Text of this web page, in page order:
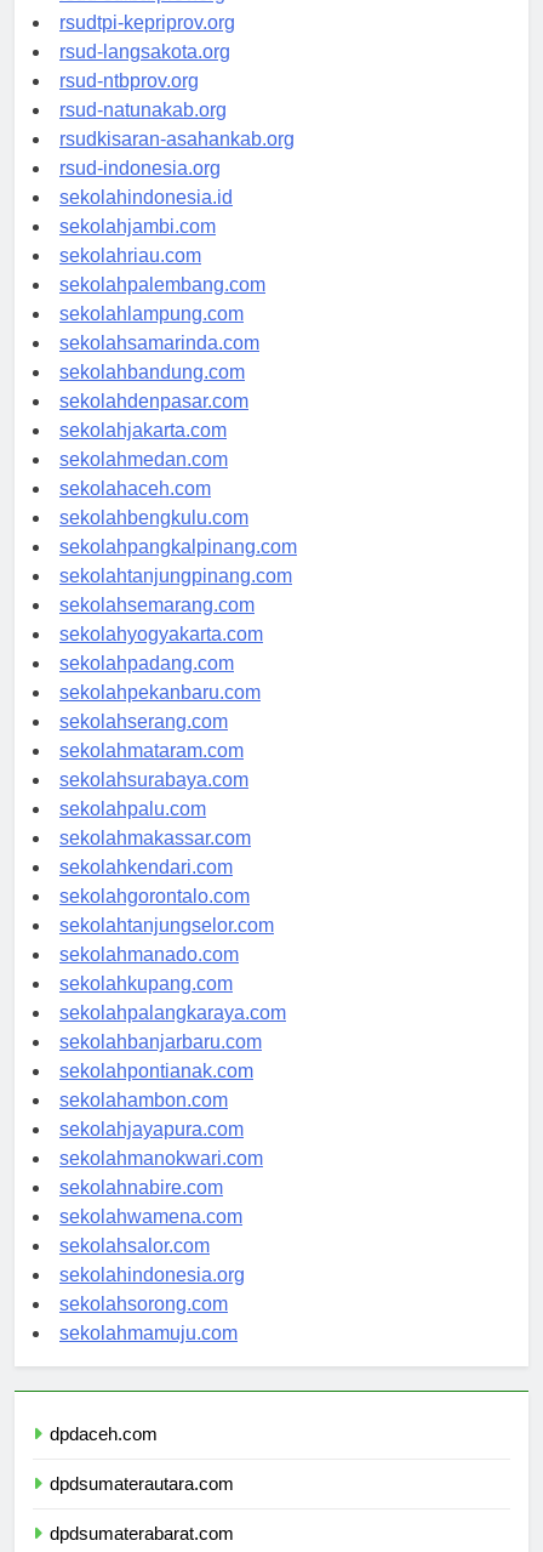
rsud-sulbarprov.org
rsudtpi-kepriprov.org
rsud-langsakota.org
rsud-ntbprov.org
rsud-natunakab.org
rsudkisaran-asahankab.org
rsud-indonesia.org
sekolahindonesia.id
sekolahjambi.com
sekolahriau.com
sekolahpalembang.com
sekolahlampung.com
sekolahsamarinda.com
sekolahbandung.com
sekolahdenpasar.com
sekolahjakarta.com
sekolahmedan.com
sekolahaceh.com
sekolahbengkulu.com
sekolahpangkalpinang.com
sekolahtanjungpinang.com
sekolahsemarang.com
sekolahyogyakarta.com
sekolahpadang.com
sekolahpekanbaru.com
sekolahserang.com
sekolahmataram.com
sekolahsurabaya.com
sekolahpalu.com
sekolahmakassar.com
sekolahkendari.com
sekolahgorontalo.com
sekolahtanjungselor.com
sekolahmanado.com
sekolahkupang.com
sekolahpalangkaraya.com
sekolahbanjarbaru.com
sekolahpontianak.com
sekolahambon.com
sekolahjayapura.com
sekolahmanokwari.com
sekolahnabire.com
sekolahwamena.com
sekolahsalor.com
sekolahindonesia.org
sekolahsorong.com